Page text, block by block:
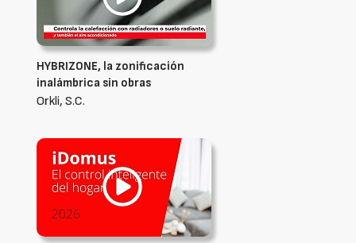
HYBRIZONE, la zonificación
inalámbrica sin obras
Orkli, S.C.